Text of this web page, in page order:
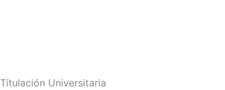
Títulación Universitaria